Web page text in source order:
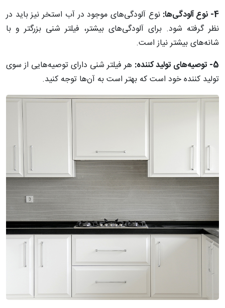
4- نوع آلودگی‌ها:
نوع آلودگی‌های موجود در آب استخر نیز باید در
نظر گرفته شود. برای آلودگی‌های بیشتر، فیلتر شنی بزرگتر و با
شانه‌های بیشتر نیاز است.
5- توصیه‌های تولید کننده:
هر فیلتر شنی دارای توصیه‌هایی از سوی
تولید کننده خود است که بهتر است به آن‌ها توجه کنید.